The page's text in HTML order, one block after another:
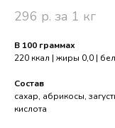
296 р. за 1 кг
В 100 граммах
220 ккал | жиры 0,0 |
Состав
сахар, абрикосы,
кислота